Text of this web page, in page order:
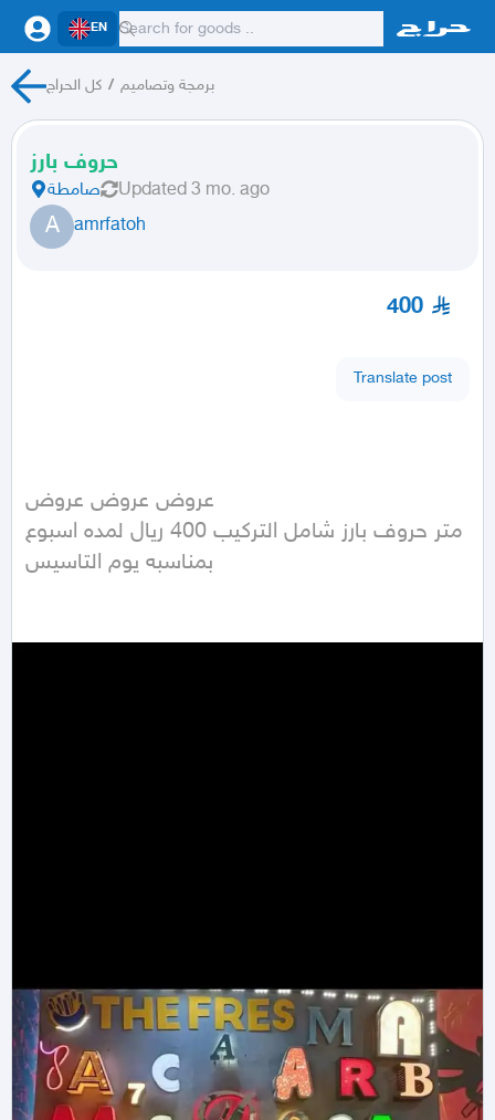
EN
كل الحراج / برمجة وتصاميم
حروف بارز
صامطة Updated 3 mo. ago
A amrfatoh
400
Translate post
عروض عروض عروض
متر حروف بارز شامل التركيب 400 ريال لمده اسبوع
بمناسبه يوم التاسيس